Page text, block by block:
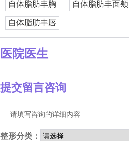
自体脂肪丰胸 自体脂肪丰面颊
自体脂肪丰唇
医院医生
提交留言咨询
请填写咨询的详细内容
整形分类：